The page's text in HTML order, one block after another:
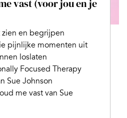
vast (voor jou en je
zien en begrijpen
pijnlijke momenten uit
loslaten
Focused Therapy
Sue Johnson
me vast van Sue